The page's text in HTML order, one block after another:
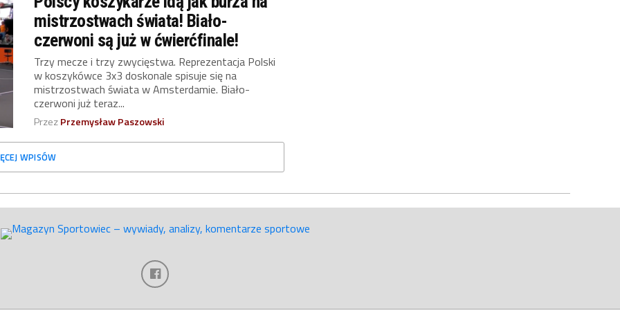
mistrzostwach świata! Biało-
czerwoni są już w ćwierćfinale!
Trzy mecze i trzy zwycięstwa. Reprezentacja Polski
w koszykówce 3x3 doskonale spisuje się na
mistrzostwach świata w Amsterdamie. Biało-
czerwoni już teraz...
PrzezPrzemysław Paszowski
WPISÓW